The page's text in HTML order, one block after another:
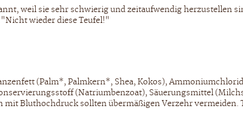
weil sie sehr schwierig und zeitaufwendig herzustellen
wieder diese Teufel!"
(Palm*, Palmkern*, Shea, Kokos),
(Natriumbenzoat), Säuerungsmittel
Bluthochdruck sollten übermäßigen Verzehr